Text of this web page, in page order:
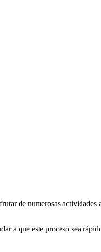
de numerosas
a que este proceso sea